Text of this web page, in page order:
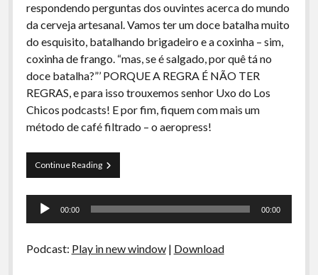
A Ripa É a Lei
Especiais
Preliminares
respondendo perguntas dos ouvintes acerca do mundo
da cerveja artesanal. Vamos ter um doce batalha muito
do esquisito, batalhando brigadeiro e a coxinha – sim,
coxinha de frango. “mas, se é salgado, por quê tá no
doce batalha?”’ PORQUE A REGRA É NÃO TER
REGRAS, e para isso trouxemos senhor Uxo do Los
Chicos podcasts! E por fim, fiquem com mais um
método de café filtrado – o aeropress!
Continue ReadingLa
Siesta
–
Fernando
Tocador
00:00 00:00
Podcast: Play in new window| Download